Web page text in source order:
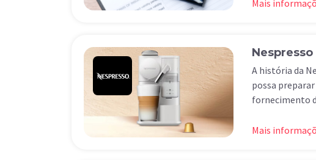
Mais
Nespresso
A história da
possa
fornecimento
Mais